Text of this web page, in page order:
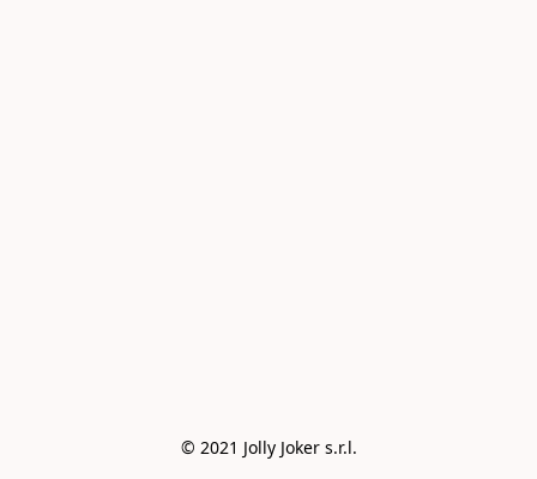
© 2021 Jolly Joker s.r.l.